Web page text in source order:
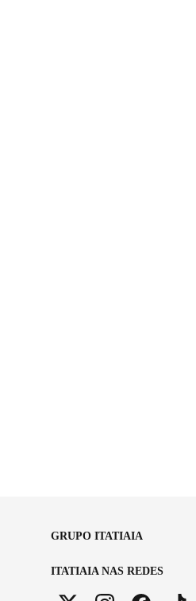
GRUPO ITATIAIA
ITATIAIA NAS REDES